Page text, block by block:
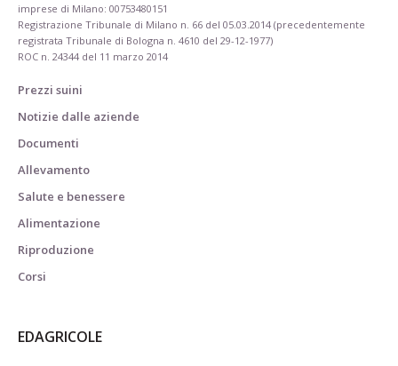
imprese di Milano: 00753480151
Registrazione Tribunale di Milano n. 66 del 05.03.2014 (precedentemente
registrata Tribunale di Bologna n. 4610 del 29-12-1977)
ROC n. 24344 del 11 marzo 2014
Prezzi suini
Notizie dalle aziende
Documenti
Allevamento
Salute e benessere
Alimentazione
Riproduzione
Corsi
EDAGRICOLE